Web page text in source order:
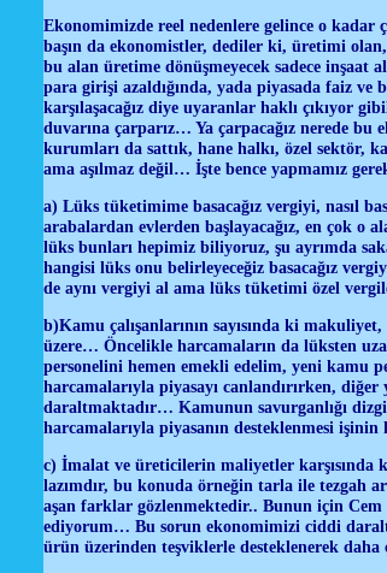
Ekonomimizde reel nedenlere gelince o kadar
başın da ekonomistler, dediler ki, üretimi
bu alan üretime dönüşmeyecek sadece inşaat
para girişi azaldığında, yada piyasada faiz ve
karşılaşacağız diye uyaranlar haklı çıkıyor
duvarına çarparız… Ya çarpacağız nerede
kurumları da sattık, hane halkı, özel sektör,
ama aşılmaz değil… İşte bence yapmamız
a) Lüks tüketimime basacağız vergiyi, nasıl
arabalardan evlerden başlayacağız, en çok
lüks bunları hepimiz biliyoruz, şu ayrımda
hangisi lüks onu belirleyeceğiz basacağız
de aynı vergiyi al ama lüks tüketimi özel
b)Kamu çalışanlarının sayısında ki
üzere… Öncelikle harcamaların da lüksten
personelini hemen emekli edelim, yeni kamu
harcamalarıyla piyasayı canlandırırken,
daraltmaktadır… Kamunun savurganlığı
harcamalarıyla piyasanın desteklenmesi
c) İmalat ve üreticilerin maliyetler karşısında
lazımdır, bu konuda örneğin tarla ile tezgah
aşan farklar gözlenmektedir.. Bunun için
ediyorum… Bu sorun ekonomimizi ciddi
ürün üzerinden teşviklerle desteklenerek daha